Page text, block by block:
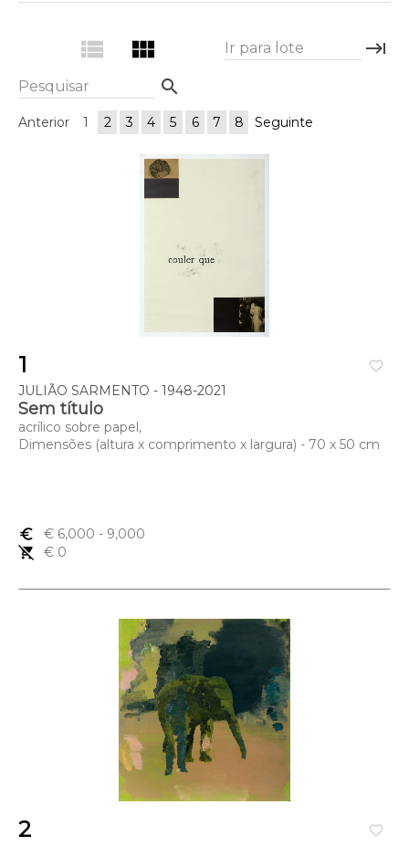
view_list view_module Ir para lote keyboard_tab
Pesquisar search
Anterior 1 2 3 4 5 6 7 8 Seguinte
favorite_border
1
JULIÃO SARMENTO - 1948-2021
Sem título
acrílico sobre papel,
Dimensões (altura x comprimento x largura) - 70 x 50 cm
euro_symbol € 6,000 - 9,000
remove_shopping_cart
€ 0
favorite_border
2